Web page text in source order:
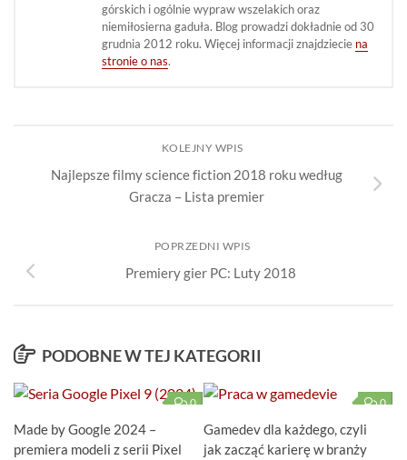
górskich i ogólnie wypraw wszelakich oraz
niemiłosierna gaduła. Blog prowadzi dokładnie od 30
grudnia 2012 roku. Więcej informacji znajdziecie na
stronie o nas.
KOLEJNY WPIS
Najlepsze filmy science fiction 2018 roku według
Gracza – Lista premier
POPRZEDNI WPIS
Premiery gier PC: Luty 2018
PODOBNE W TEJ KATEGORII
0
Made by Google 2024 –
premiera modeli z serii Pixel
0
Gamedev dla każdego, czyli
jak zacząć karierę w branży